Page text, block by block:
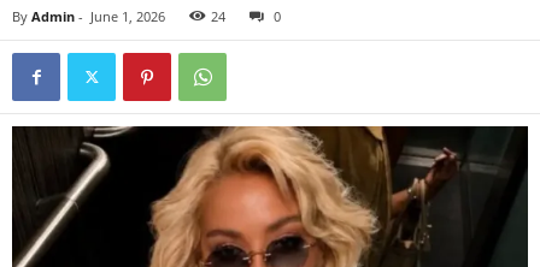
By Admin - June 1, 2026 24 0